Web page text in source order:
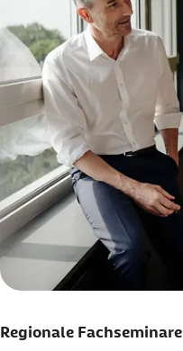
Regionale Fachseminare